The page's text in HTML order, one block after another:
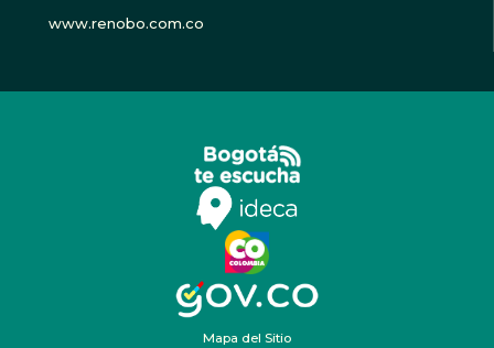
www.renobo.com.co
Mapa del Sitio